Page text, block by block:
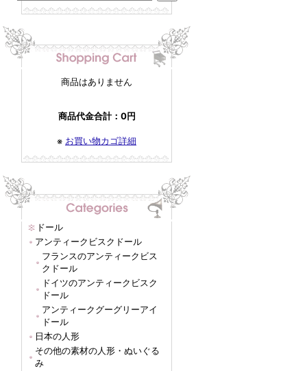
商品はありません
商品代金合計：0円
※ お買い物カゴ詳細
ドール
アンティークビスクドール
フランスのアンティークビス
クドール
ドイツのアンティークビスク
ドール
アンティークグーグリーアイ
ドール
日本の人形
その他の素材の人形・ぬいぐる
み